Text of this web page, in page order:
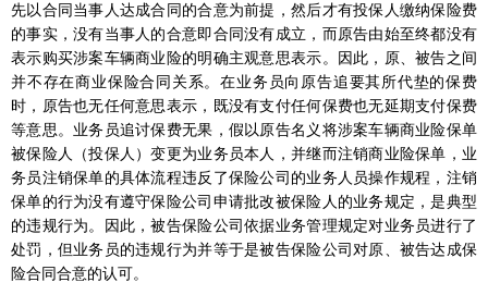
先以合同当事人达成合同的合意为前提，然后才有投保人缴纳保险费
的事实，没有当事人的合意即合同没有成立，而原告由始至终都没有
表示购买涉案车辆商业险的明确主观意思表示。因此，原、被告之间
并不存在商业保险合同关系。在业务员向原告追要其所代垫的保费
时，原告也无任何意思表示，既没有支付任何保费也无延期支付保费
等意思。业务员追讨保费无果，假以原告名义将涉案车辆商业险保单
被保险人（投保人）变更为业务员本人，并继而注销商业险保单，业
务员注销保单的具体流程违反了保险公司的业务人员操作规程，注销
保单的行为没有遵守保险公司申请批改被保险人的业务规定，是典型
的违规行为。因此，被告保险公司依据业务管理规定对业务员进行了
处罚，但业务员的违规行为并等于是被告保险公司对原、被告达成保
险合同合意的认可。